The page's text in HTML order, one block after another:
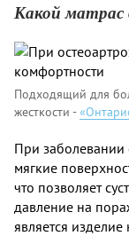
Какой матрас
Подходящий для
жесткости -
При заболевании
мягкие
что позволяет
давление на
является